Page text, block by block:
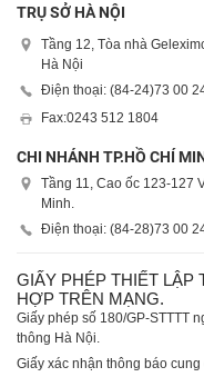
TRỤ SỞ HÀ NỘI
Tầng 12, Tòa nhà
Hà Nội
Điện thoại: (84-24)73 00
Fax:0243 512 1804
CHI NHÁNH TP.HỒ CHÍ
Tầng 11, Cao ốc 123-127
Minh.
Điện thoại: (84-28)73 00
GIẤY PHÉP THIẾT LẬP
HỢP TRÊN MẠNG.
Giấy phép số 180/GP-STTTT
thông Hà Nội.
Giấy xác nhận thông báo